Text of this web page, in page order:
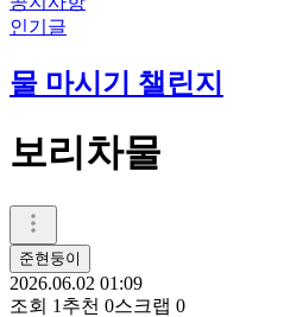
인기글
물 마시기 챌린지
보리차물
준현둥이
2026.06.02 01:09
조회 1 추천 0스크랩 0